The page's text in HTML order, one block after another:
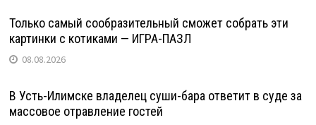
Только самый сообразительный сможет собрать эти
картинки с котиками — ИГРА-ПАЗЛ
08.08.2026
В Усть-Илимске владелец суши-бара ответит в суде за
массовое отравление гостей